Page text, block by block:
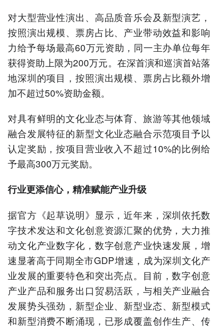
对大型营业性演出、高品质音乐会及新型演艺，
按照演出规模、票房占比、产业带动效益和影响
力给予每场最高60万元资助，同一主办单位每年
获得资助上限为200万元。在深首演和巡演首站落
地深圳的项目，按照演出规模、票房占比额外增
加不超过50%资助金额。
对具有鲜明的文化业态与体育、旅游等其他领域
融合发展特征的新型文化业态融合示范项目予以
认定奖励，按项目营业收入不超过10%的比例给
予最高300万元奖励。
行业更添信心，精准赋能产业升级
据官方《起草说明》显示，近年来，深圳依托数
字技术发达和文化创意资源汇聚的优势，大力推
动文化产业数字化，数字创意产业快速发展，增
速显著高于同期全市GDP增速，成为深圳文化产
业发展的重要特色和突出亮点。目前，数字创意
产业产品和服务出口贸易活跃，与相关产业融合
发展势头强劲，新型企业、新型业态、新型模式
和新型消费不断涌现，已形成覆盖创作生产、传